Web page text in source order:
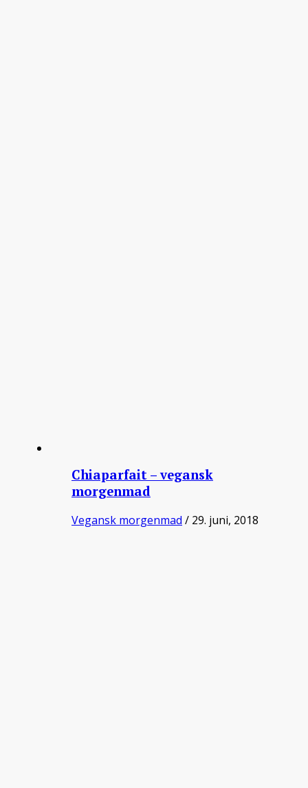
Chiaparfait – vegansk
morgenmad
Vegansk morgenmad / 29. juni, 2018